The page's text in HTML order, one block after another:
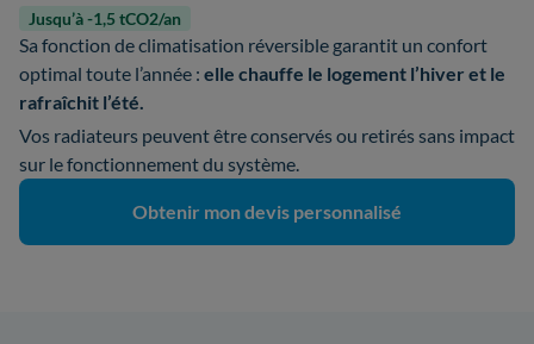
Jusqu’à -1,5 tCO2/an
Sa fonction de climatisation réversible garantit un confort
optimal toute l’année : elle chauffe le logement l’hiver et le
rafraîchit l’été.
Vos radiateurs peuvent être conservés ou retirés sans impact
sur le fonctionnement du système.
Obtenir mon devis personnalisé